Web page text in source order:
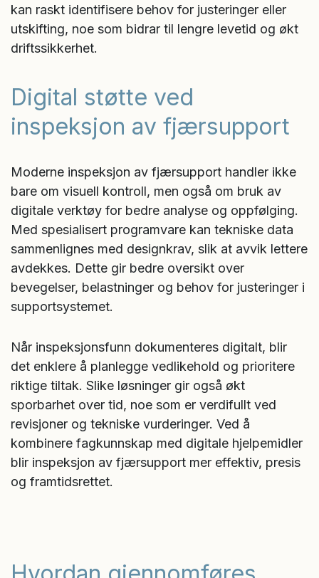
kan raskt identifisere behov for justeringer eller
utskifting, noe som bidrar til lengre levetid og økt
driftssikkerhet.
Digital støtte ved
inspeksjon av fjærsupport
Moderne inspeksjon av fjærsupport handler ikke
bare om visuell kontroll, men også om bruk av
digitale verktøy for bedre analyse og oppfølging.
Med spesialisert programvare kan tekniske data
sammenlignes med designkrav, slik at avvik lettere
avdekkes. Dette gir bedre oversikt over
bevegelser, belastninger og behov for justeringer i
supportsystemet.
Når inspeksjonsfunn dokumenteres digitalt, blir
det enklere å planlegge vedlikehold og prioritere
riktige tiltak. Slike løsninger gir også økt
sporbarhet over tid, noe som er verdifullt ved
revisjoner og tekniske vurderinger. Ved å
kombinere fagkunnskap med digitale hjelpemidler
blir inspeksjon av fjærsupport mer effektiv, presis
og framtidsrettet.